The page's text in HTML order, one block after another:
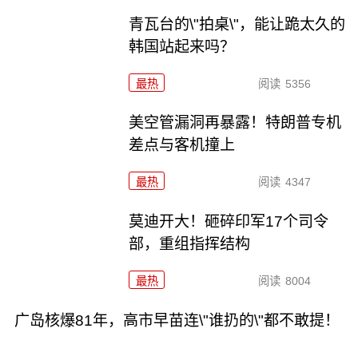
青瓦台的\"拍桌\"，能让跪太久的
韩国站起来吗？
最热 阅读 5356
美空管漏洞再暴露！特朗普专机
差点与客机撞上
最热 阅读 4347
莫迪开大！砸碎印军17个司令
部，重组指挥结构
最热 阅读 8004
广岛核爆81年，高市早苗连\"谁扔的\"都不敢提！